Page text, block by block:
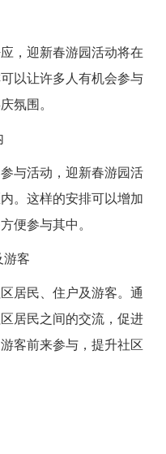
，迎新春游园活动将在
以让许多人有机会参与
氛围。
与活动，迎新春游园活
。这样的安排可以增加
便参与其中。
游客
居民、住户及游客。通
居民之间的交流，促进
客前来参与，提升社区